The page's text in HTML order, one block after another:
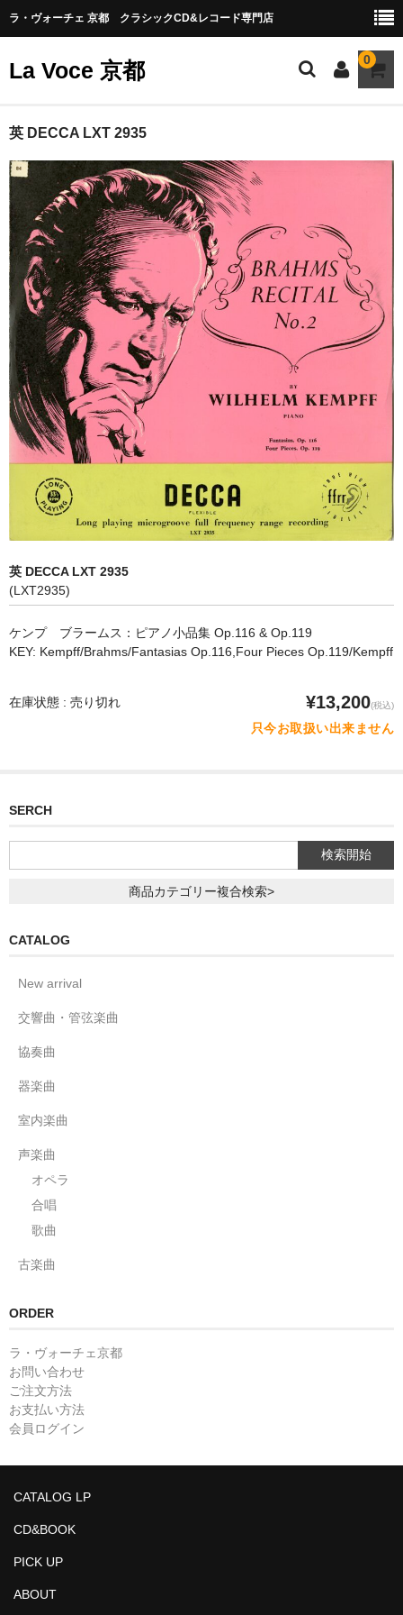
ラ・ヴォーチェ 京都 クラシックCD&レコード専門店
La Voce 京都 0
CATALOG LP
New arrival
交響曲・管弦楽曲
協奏曲
室内楽曲
器楽曲
声楽曲
合唱
オペラ
古楽曲
PICK UP
ORDER
NEWS
英 DECCA LXT 2935
英 DECCA LXT 2935
(LXT2935)
ケンプ ブラームス：ピアノ小品集 Op.116 & Op.119
KEY: Kempff/Brahms/Fantasias Op.116,Four Pieces Op.119/Kempff
在庫状態 : 売り切れ ¥13,200(税込)
只今お取扱い出来ません
SERCH
商品カテゴリー複合検索>
CATALOG
New arrival
交響曲・管弦楽曲
協奏曲
器楽曲
室内楽曲
声楽曲
オペラ
合唱
歌曲
古楽曲
ORDER
ラ・ヴォーチェ京都
お問い合わせ
ご注文方法
お支払い方法
会員ログイン
CATALOG LP
CD&BOOK
PICK UP
ABOUT